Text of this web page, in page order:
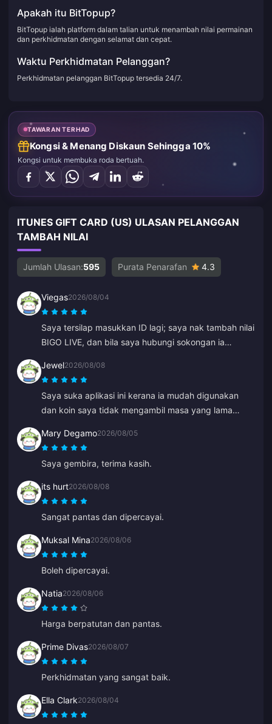
Apakah itu BitTopup?
BitTopup ialah platform dalam talian untuk menambah nilai permainan
dan perkhidmatan dengan selamat dan cepat.
Waktu Perkhidmatan Pelanggan?
Perkhidmatan pelanggan BitTopup tersedia 24/7.
TAWARAN TERHAD
Kongsi & Menang Diskaun Sehingga 10%
Kongsi untuk membuka roda bertuah.
ITUNES GIFT CARD (US) ULASAN PELANGGAN
TAMBAH NILAI
Jumlah Ulasan:595 Purata Penarafan 4.3
Viegas2026/08/04
Saya tersilap masukkan ID lagi; saya nak tambah nilai
BIGO LIVE, dan bila saya hubungi sokongan ia
yang hormat dan baik hati. Terima kasih kali ini
kepada ZY.
Jewel2026/08/08
Saya suka aplikasi ini kerana ia mudah digunakan
dan koin saya tidak mengambil masa yang lama
kasih untuk aplikasi ini!
Mary Degamo2026/08/05
Saya gembira, terima kasih.
its hurt2026/08/08
Sangat pantas dan dipercayai.
Muksal Mina2026/08/06
Boleh dipercayai.
Natia2026/08/06
Harga berpatutan dan pantas.
Prime Divas2026/08/07
Perkhidmatan yang sangat baik.
Ella Clark2026/08/04